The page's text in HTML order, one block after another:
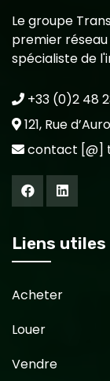
Le groupe
premier
spécialiste de
+33 (0)2 48
121, Rue
contact [@]
Liens utiles
Acheter
Louer
Vendre